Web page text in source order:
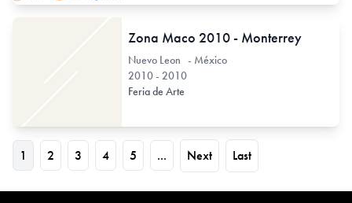
Zona Maco 2010 - Monterrey
Nuevo Leon - México
2010 - 2010
Feria de Arte
1 2 3 4 5 ... Next Last